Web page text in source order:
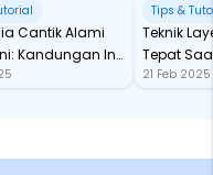
Cantik Alami
Kandungan Ini
di Dapur Kamu!
Tips &
Teknik
Tepat
Tetap
21 Feb 2025